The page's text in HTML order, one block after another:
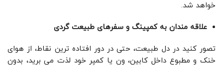
خواهد شد.
علاقه ‌مندان به کمپینگ و سفرهای طبیعت ‌گردی
تصور کنید در دل طبیعت، حتی در دور افتاده ‌ترین نقاط، از هوای
خنک و مطبوع داخل کابین، ون یا کمپر خود لذت می ‌برید، بدون